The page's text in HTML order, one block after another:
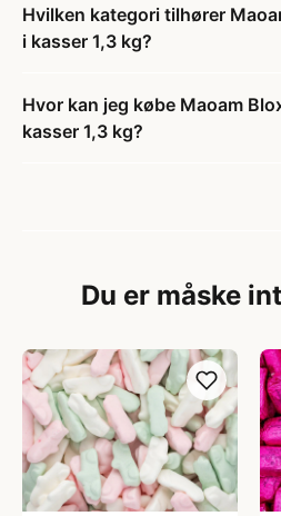
Hvilken kategori tilhører
i kasser 1,3 kg?
Hvor kan jeg købe Maoam
kasser 1,3 kg?
Du er måske